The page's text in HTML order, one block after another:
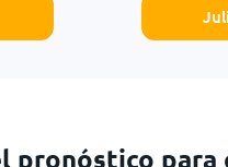
pronóstico para